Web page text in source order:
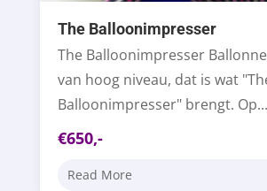
The Balloonimpresser
The Balloonimpresser
van hoog niveau, dat is wat
Balloonimpresser" brengt. Op...
€650,-
Read More